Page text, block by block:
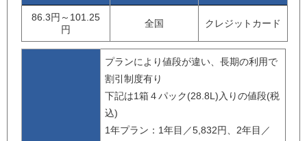
86.3円～101.25
円
全国 クレジットカード
プランにより値段が違い、長期の利用で
割引制度有り
下記は1箱４パック(28.8L)入りの値段(税
込)
1年プラン：1年目／5,832円、2年目／